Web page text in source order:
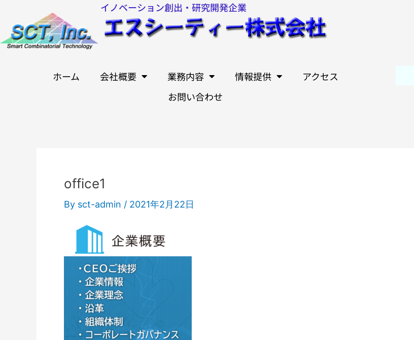
を
ス
イノベーション創出・研究開発企業
ホーム
会社概要 業務内容 情報提供
アクセス
お問い合わせ
office1
By sct-admin / 2021年2月22日